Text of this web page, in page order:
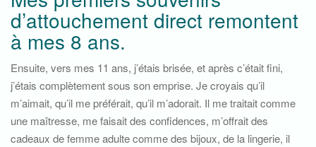
d’attouchement direct remontent
à mes 8 ans.
Ensuite, vers mes 11 ans, j’étais brisée, et après c’était fini,
j’étais complètement sous son emprise. Je croyais qu’il
m’aimait, qu’il me préférait, qu’il m’adorait. Il me traitait comme
une maîtresse, me faisait des confidences, m’offrait des
cadeaux de femme adulte comme des bijoux, de la lingerie, il